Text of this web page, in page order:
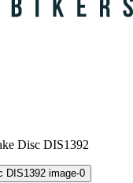
Disc DIS1392